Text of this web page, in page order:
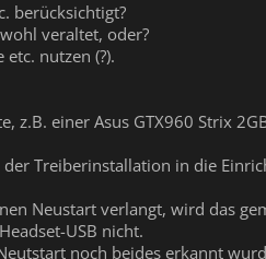
berücksichtigt?
veraltet, oder?
nutzen (?).
z.B. einer Asus GTX960 Strix
Treiberinstallation in die
Neustart verlangt, wird das
USB nicht.
noch beides erkannt